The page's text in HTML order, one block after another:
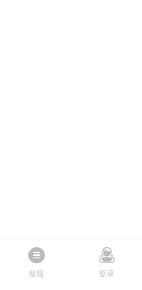
发现 登录